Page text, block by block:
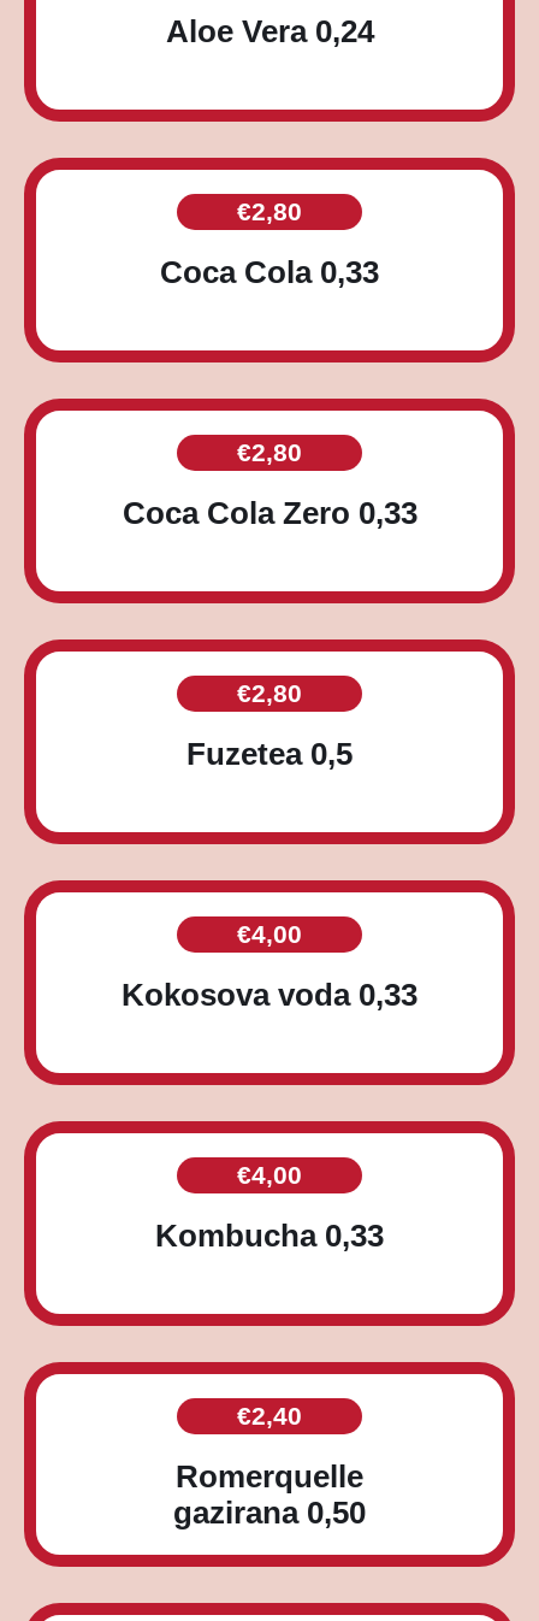
Aloe Vera 0,24
€2,80
Coca Cola 0,33
€2,80
Coca Cola Zero 0,33
€2,80
Fuzetea 0,5
€4,00
Kokosova voda 0,33
€4,00
Kombucha 0,33
€2,40
Romerquelle
gazirana 0,50